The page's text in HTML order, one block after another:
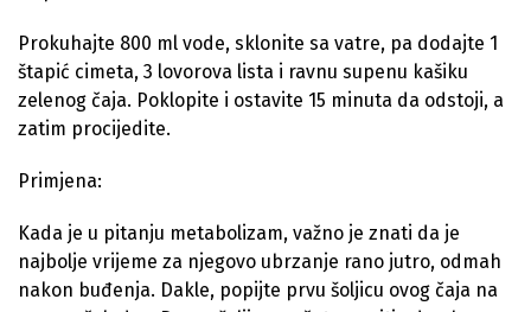
Prokuhajte 800 ml vode, sklonite sa vatre, pa dodajte 1
štapić cimeta, 3 lovorova lista i ravnu supenu kašiku
zelenog čaja. Poklopite i ostavite 15 minuta da odstoji, a
zatim procijedite.
Primjena:
Kada je u pitanju metabolizam, važno je znati da je
najbolje vrijeme za njegovo ubrzanje rano jutro, odmah
nakon buđenja. Dakle, popijte prvu šoljicu ovog čaja na